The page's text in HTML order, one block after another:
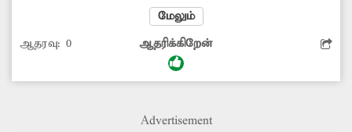
செல்லும் சாலையில் ஆபத்தை ஏற்படுத்தும்
ராட்சத பள்ளம் ஏற்பட்டுள்ளது. விபத்தை
ஏற்படுத்தும் வகையில் உள்ள இந்த பள்ளத்தை
மேலும்
ஆதரவு: 0 ஆதரிக்கிறேன்
Advertisement